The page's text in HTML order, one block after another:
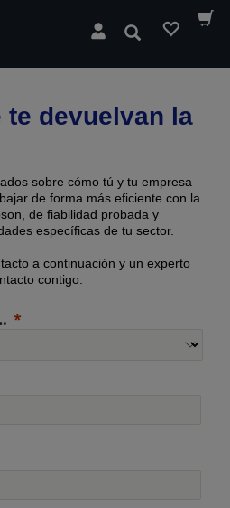
Buscar
devuelvan la
sobre cómo tú y tu empresa
de forma más eficiente con la
de fiabilidad probada y
específicas de tu sector.
a continuación y un experto
contigo: